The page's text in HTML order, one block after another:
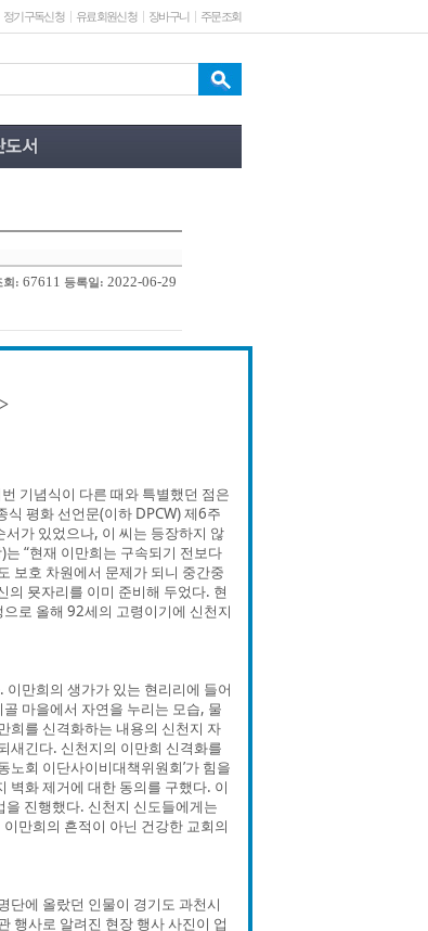
정기구독신청 유료회원신청 장바구니 주문조회
회: 67611 등록일: 2022-06-29
기념식이 다른 때와 특별했던 점은
식 평화 선언문(이하 DPCW) 제6주
가 있었으나, 이 씨는 등장하지 않
“현재 이만희는 구속되기 전보다
보호 차원에서 문제가 되니 중간중
의 묫자리를 이미 준비해 두었다. 현
로 올해 92세의 고령이기에 신천지
만희의 생가가 있는 현리리에 들어
마을에서 자연을 누리는 모습, 물
희를 신격화하는 내용의 신천지 자
새긴다. 신천지의 이만희 신격화를
노회 이단사이비대책위원회’가 힘을
벽화 제거에 대한 동의를 구했다. 이
진행했다. 신천지 신도들에게는
만희의 흔적이 아닌 건강한 교회의
에 올랐던 인물이 경기도 과천시
행사로 알려진 현장 행사 사진이 업